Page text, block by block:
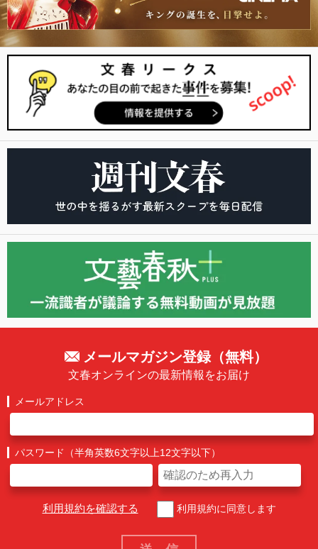
メールマガジン登録（無料）
文春オンラインの最新情報をお届け
メールアドレス
パスワード（半角英数6文字以上12文字以下）
利用規約を確認する 利用規約に同意します